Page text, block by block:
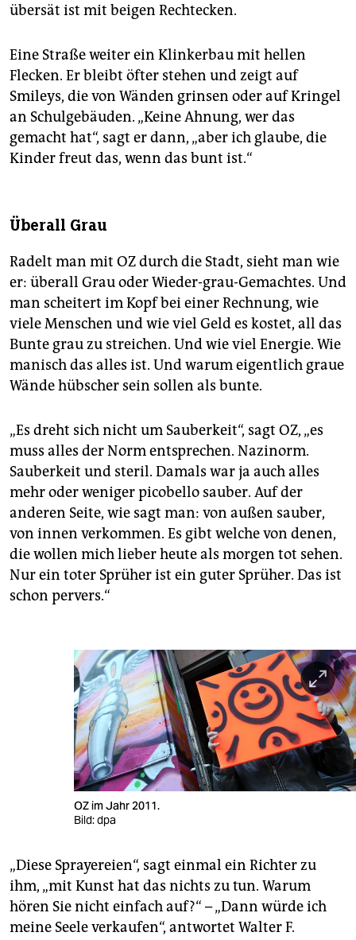
übersät ist mit beigen Rechtecken.
Eine Straße weiter ein Klinkerbau mit hellen
Flecken. Er bleibt öfter stehen und zeigt auf
Smileys, die von Wänden grinsen oder auf Kringel
an Schulgebäuden. „Keine Ahnung, wer das
gemacht hat“, sagt er dann, „aber ich glaube, die
Kinder freut das, wenn das bunt ist.“
Überall Grau
Radelt man mit OZ durch die Stadt, sieht man wie
er: überall Grau oder Wieder-grau-Gemachtes. Und
man scheitert im Kopf bei einer Rechnung, wie
viele Menschen und wie viel Geld es kostet, all das
Bunte grau zu streichen. Und wie viel Energie. Wie
manisch das alles ist. Und warum eigentlich graue
Wände hübscher sein sollen als bunte.
„Es dreht sich nicht um Sauberkeit“, sagt OZ, „es
muss alles der Norm entsprechen. Nazinorm.
Sauberkeit und steril. Damals war ja auch alles
mehr oder weniger picobello sauber. Auf der
anderen Seite, wie sagt man: von außen sauber,
von innen verkommen. Es gibt welche von denen,
die wollen mich lieber heute als morgen tot sehen.
Nur ein toter Sprüher ist ein guter Sprüher. Das ist
schon pervers.“
OZ im Jahr 2011.
Bild: dpa
„Diese Sprayereien“, sagt einmal ein Richter zu
ihm, „mit Kunst hat das nichts zu tun. Warum
hören Sie nicht einfach auf?“ – „Dann würde ich
meine Seele verkaufen“, antwortet Walter F.